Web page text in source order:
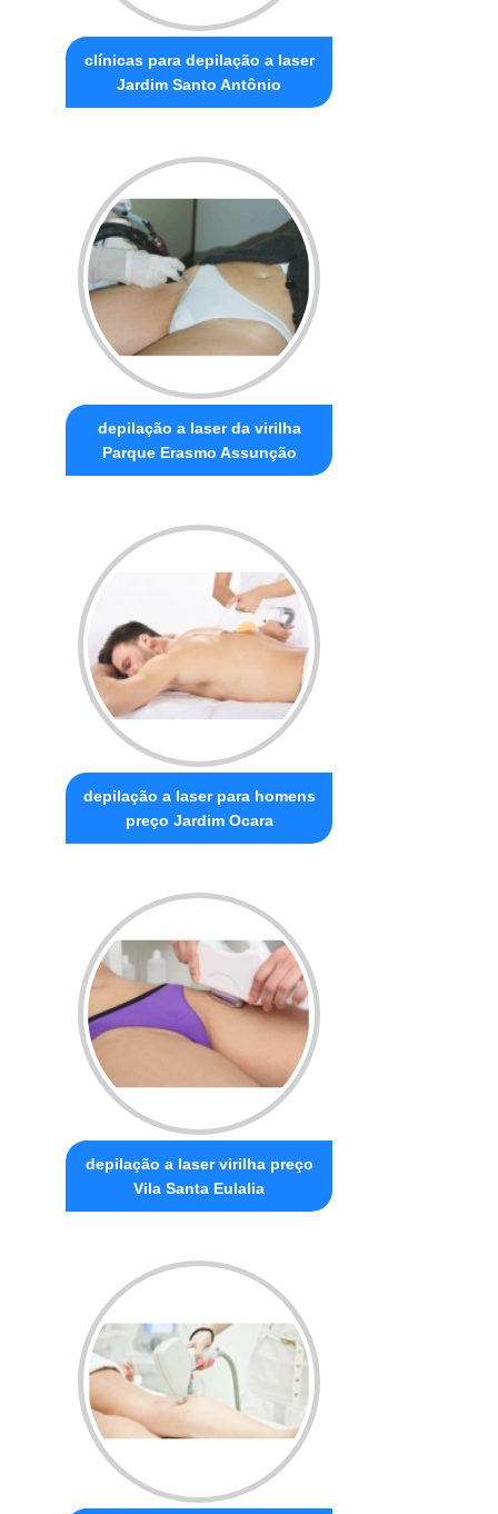
clínicas para depilação a laser
Jardim Santo Antônio
depilação a laser da virilha
Parque Erasmo Assunção
depilação a laser para homens
preço Jardim Ocara
depilação a laser virilha preço
Vila Santa Eulalia